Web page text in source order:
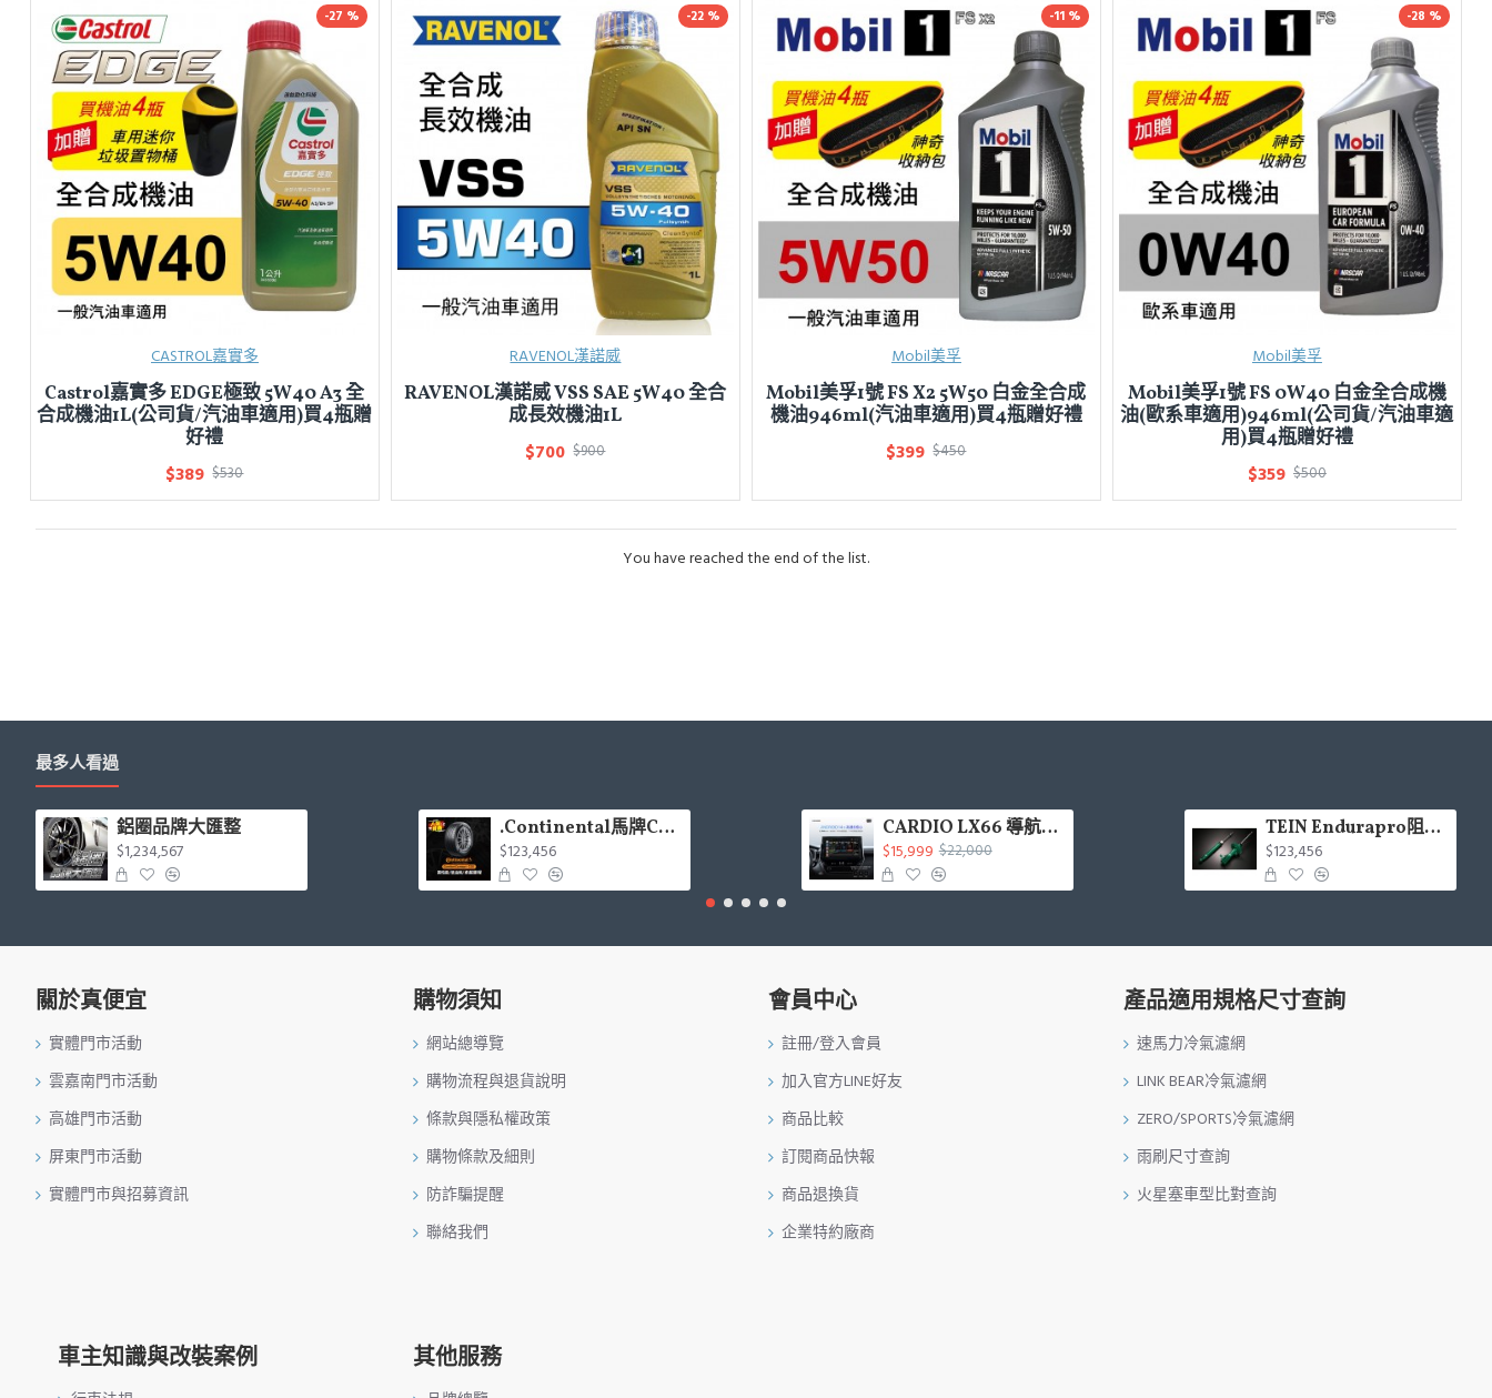
-27 %
CASTROL嘉實多
Castrol嘉實多 EDGE極致 5W40 A3 全
合成機油1L(公司貨/汽油車適用)買4瓶贈
好禮
$389 $530
-22 %
RAVENOL漢諾威
RAVENOL漢諾威 VSS SAE 5W40 全合
成長效機油1L
$700 $900
-11 %
Mobil美孚
Mobil美孚1號 FS X2 5W50 白金全合成
機油946ml(汽油車適用)買4瓶贈好禮
$399 $450
-28 %
Mobil美孚
Mobil美孚1號 FS 0W40 白金全合成機
油(歐系車適用)946ml(公司貨/汽油車適
用)買4瓶贈好禮
$359 $500
You have reached the end of the list.
最多人看過
鋁圈品牌大匯整
$1,234,567
.Continental馬牌CCK輪胎特價專區
$123,456
CARDIO LX66 導航Hi-Res款安卓機 4+64G 8核(9吋/10.1吋)含安裝(面板框另計)
$15,999 $22,000
TEIN Endurapro阻尼固定式原廠型避震器適用車型一覽表
$123,456
關於真便宜
實體門市活動
雲嘉南門市活動
高雄門市活動
屏東門市活動
實體門市與招募資訊
購物須知
網站總導覽
購物流程與退貨說明
條款與隱私權政策
購物條款及細則
防詐騙提醒
聯絡我們
會員中心
註冊/登入會員
加入官方LINE好友
商品比較
訂閱商品快報
商品退換貨
企業特約廠商
產品適用規格尺寸查詢
速馬力冷氣濾網
LINK BEAR冷氣濾網
ZERO/SPORTS冷氣濾網
雨刷尺寸查詢
火星塞車型比對查詢
車主知識與改裝案例 其他服務